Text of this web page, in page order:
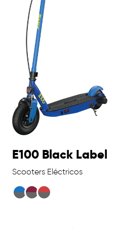
E100 Black Label
Scooters Eléctricos